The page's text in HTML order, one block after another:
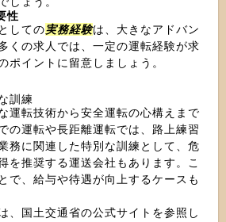
性
しての実務経験は、大きなアドバン
くの求人では、一定の運転経験が求
ポイントに留意しましょう。
訓練
運転技術から安全運転の心構えまで
の運転や長距離運転では、路上練習
務に関連した特別な訓練として、危
を推奨する運送会社もあります。こ
で、給与や待遇が向上するケースも
、国土交通省の公式サイトを参照し